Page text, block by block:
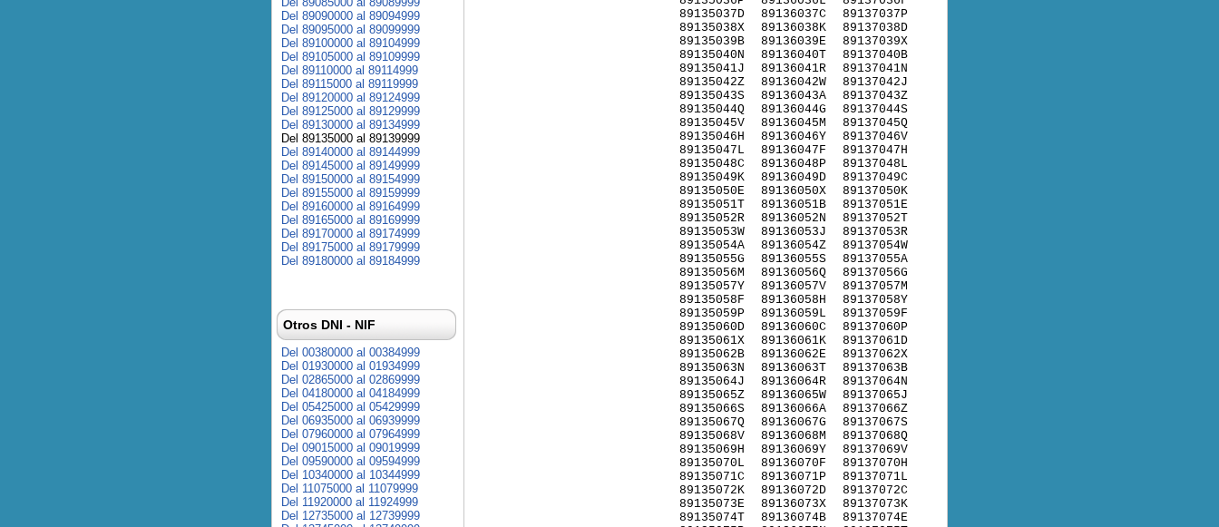
89135037D
89135038X
89135039B
89135040N
89135041J
89135042Z
89135043S
89135044Q
89135045V
89135046H
89135047L
89135048C
89135049K
89135050E
89135051T
89135052R
89135053W
89135054A
89135055G
89135056M
89135057Y
89135058F
89135059P
89135060D
89135061X
89135062B
89135063N
89135064J
89135065Z
89135066S
89135067Q
89135068V
89135069H
89135070L
89135071C
89135072K
89135073E
89135074T
89136037C
89136038K
89136039E
89136040T
89136041R
89136042W
89136043A
89136044G
89136045M
89136046Y
89136047F
89136048P
89136049D
89136050X
89136051B
89136052N
89136053J
89136054Z
89136055S
89136056Q
89136057V
89136058H
89136059L
89136060C
89136061K
89136062E
89136063T
89136064R
89136065W
89136066A
89136067G
89136068M
89136069Y
89136070F
89136071P
89136072D
89136073X
89136074B
89137037P
89137038D
89137039X
89137040B
89137041N
89137042J
89137043Z
89137044S
89137045Q
89137046V
89137047H
89137048L
89137049C
89137050K
89137051E
89137052T
89137053R
89137054W
89137055A
89137056G
89137057M
89137058Y
89137059F
89137060P
89137061D
89137062X
89137063B
89137064N
89137065J
89137066Z
89137067S
89137068Q
89137069V
89137070H
89137071L
89137072C
89137073K
89137074E
Del 89090000 al 89094999
Del 89095000 al 89099999
Del 89100000 al 89104999
Del 89105000 al 89109999
Del 89110000 al 89114999
Del 89115000 al 89119999
Del 89120000 al 89124999
Del 89125000 al 89129999
Del 89130000 al 89134999
Del 89135000 al 89139999
Del 89140000 al 89144999
Del 89145000 al 89149999
Del 89150000 al 89154999
Del 89155000 al 89159999
Del 89160000 al 89164999
Del 89165000 al 89169999
Del 89170000 al 89174999
Del 89175000 al 89179999
Del 89180000 al 89184999
Otros DNI - NIF
Del 00380000 al 00384999
Del 01930000 al 01934999
Del 02865000 al 02869999
Del 04180000 al 04184999
Del 05425000 al 05429999
Del 06935000 al 06939999
Del 07960000 al 07964999
Del 09015000 al 09019999
Del 09590000 al 09594999
Del 10340000 al 10344999
Del 11075000 al 11079999
Del 11920000 al 11924999
Del 12735000 al 12739999